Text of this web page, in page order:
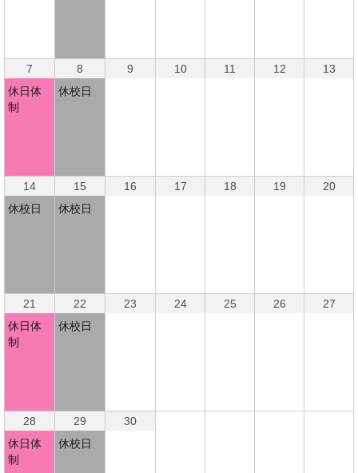
7
休日体
制
8
休校日
9 10 11 12 13
14
休校日
15
休校日
16 17 18 19 20
21
休日体
制
22
休校日
23 24 25 26 27
28
休日体
制
29
休校日
30